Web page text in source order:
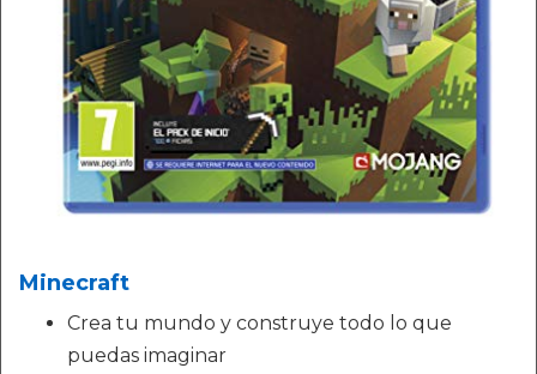
Minecraft
Crea tu mundo y construye todo lo que
puedas imaginar